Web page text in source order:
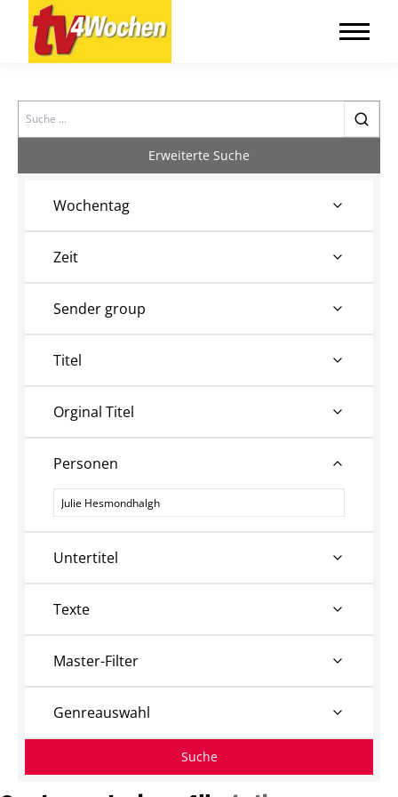
Search
Erweiterte Suche
Wochentag
Zeit
Sender group
Titel
Orginal Titel
Personen
Personen
Untertitel
Texte
Master-Filter
Genreauswahl
Suche